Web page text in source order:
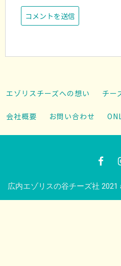
エゾリスチーズへの想い チー
会社概要 お問い合わせ
広内エゾリスの谷チーズ社 2021